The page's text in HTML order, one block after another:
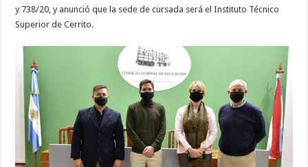
y 738/20, y anunció que la sede de cursada será el Instituto Técnico
Superior de Cerrito.